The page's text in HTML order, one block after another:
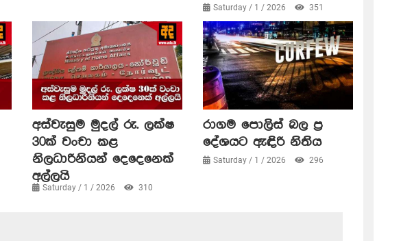
Saturday / 1 / 2026 351
අස්වැසුම මුදල් රු. ලක්ෂ
30ක් වංචා කළ
නිලධාරිනියන් දෙදෙනෙක්
අල්ලයි
Saturday / 1 / 2026 310
රාගම පොලිස් බල ප්‍ර
දේශයට ඇඳිරි නිතිය
Saturday / 1 / 2026 296